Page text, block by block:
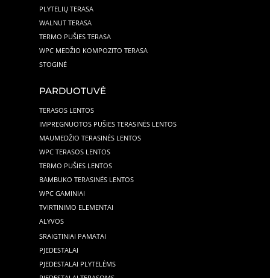
PLYTELIŲ TERASA
WALNUT TERASA
TERMO PUŠIES TERASA
WPC MEDŽIO KOMPOZITO TERASA
STOGINĖ
PARDUOTUVĖ
TERASOS LENTOS
IMPREGNUOTOS PUŠIES TERASINĖS LENTOS
MAUMEDŽIO TERASINĖS LENTOS
WPC TERASOS LENTOS
TERMO PUŠIES LENTOS
BAMBUKO TERASINĖS LENTOS
WPC GAMINIAI
TVIRTINIMO ELEMENTAI
ALYVOS
SRAIGTINIAI PAMATAI
PJEDESTALAI
PJEDESTALAI PLYTELĖMS